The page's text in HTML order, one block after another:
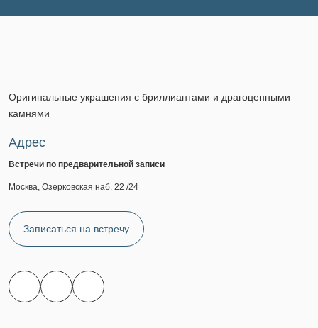
Оригинальные украшения с бриллиантами и драгоценными
камнями
Адрес
Встречи по предварительной записи
Москва, Озерковская наб. 22 /24
Записаться на встречу